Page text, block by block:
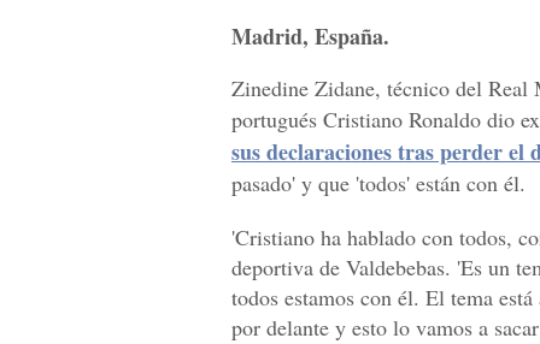
Madrid, España.
Zinedine Zidane, técnico del Real
portugués Cristiano Ronaldo dio
sus declaraciones tras perder el
pasado' y que 'todos' están con él.
'Cristiano ha hablado con todos,
deportiva de Valdebebas. 'Es un
todos estamos con él. El tema
por delante y esto lo vamos a